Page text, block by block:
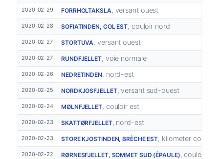
2020-02-29 FORRHOLTAKSLA , versant ouest
2020-02-28 SOFIATINDEN, COL EST, couloir nord
2020-02-27 STORTUVA , versant ouest
2020-02-27 RUNDFJELLET, voie normale
2020-02-26 NEDRETINDEN , nord-est
2020-02-25 NORDKJOSFJELLET, versant sud-ouest
2020-02-24 MØLNFJELLET, couloir est
2020-02-23 SKATTØRFJELLET, nord-est
2020-02-23 STORE KJOSTINDEN, BRÈCHE EST, kilometer couloir
2020-02-22 RØRNESFJELLET, SOMMET SUD (ÉPAULE) , couloir est